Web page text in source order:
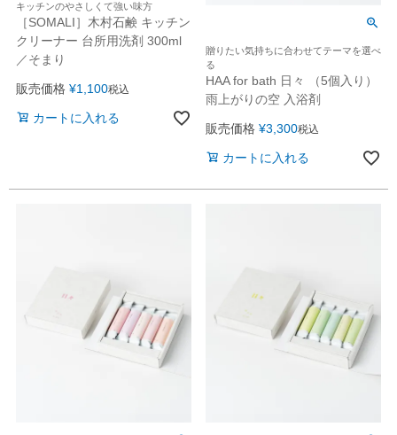
キッチンのやさしくて強い味方
［SOMALI］木村石鹸 キッチン
クリーナー 台所用洗剤 300ml
／そまり
販売価格 ¥1,100税込
カートに入れる
贈りたい気持ちに合わせてテーマを選べ
る
HAA for bath 日々 （5個入り）
雨上がりの空 入浴剤
販売価格 ¥3,300税込
カートに入れる